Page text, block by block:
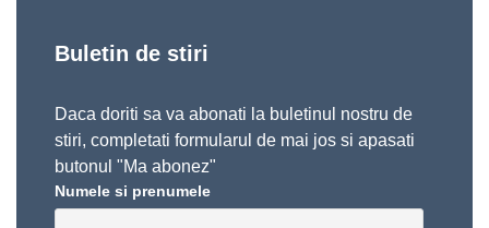
Buletin de stiri
Daca doriti sa va abonati la buletinul nostru de
stiri, completati formularul de mai jos si apasati
butonul "Ma abonez"
Numele si prenumele